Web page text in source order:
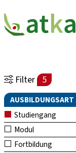
Filter 5
AUSBILDUNGSART
Studiengang
Modul
Fortbildung